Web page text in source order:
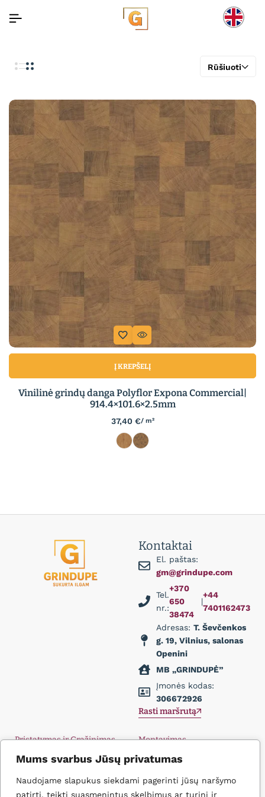
Mums svarbus Jūsų privatumas
Naudojame slapukus siekdami pagerinti jūsų naršymo
patirtį, teikti suasmenintus skelbimus ar turinį ir
Rūšiuoti
Į KREPŠELĮ
Vinilinė grindų danga Polyflor Expona Commercial|
914.4×101.6×2.5mm
37,40 €/ m²
Kontaktai
El. paštas:
gm@grindupe.com
Tel.
nr.:
+370
650
38474
|
+44
7401162473
Adresas: T. Ševčenkos
g. 19, Vilnius, salonas
Openini
MB „GRINDUPĖ”
Įmonės kodas:
306672926
Rasti maršrutą
Pristatymas ir Grąžinimas
Privatumo politika
Montavimas
Didmena
Kontaktai